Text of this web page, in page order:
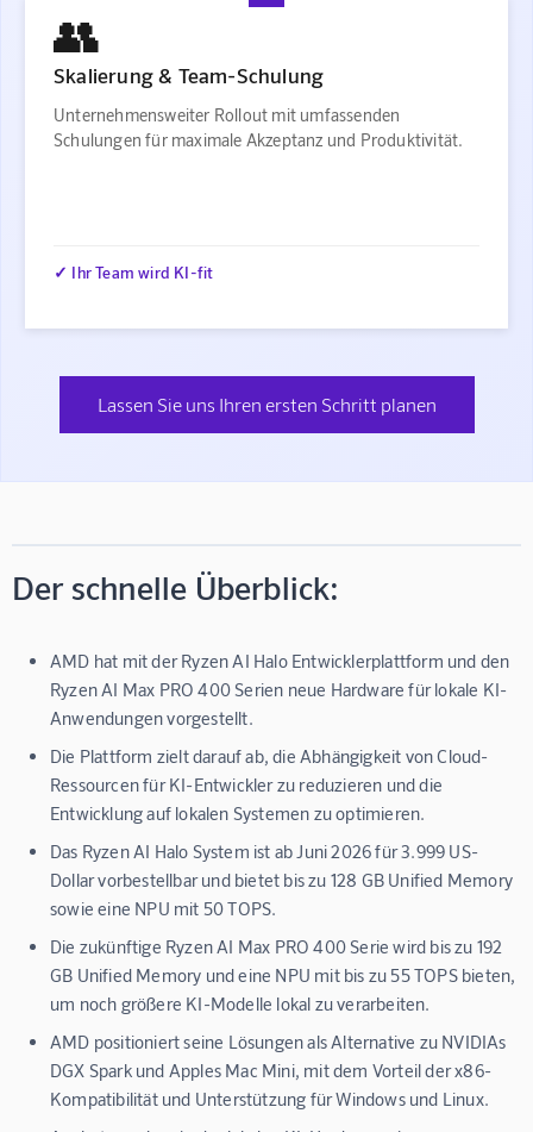
👥
Skalierung & Team-Schulung
Unternehmensweiter Rollout mit umfassenden
Schulungen für maximale Akzeptanz und Produktivität.
✓ Ihr Team wird KI-fit
Lassen Sie uns Ihren ersten Schritt planen
Der schnelle Überblick:
AMD hat mit der Ryzen AI Halo Entwicklerplattform und den
Ryzen AI Max PRO 400 Serien neue Hardware für lokale KI-
Anwendungen vorgestellt.
Die Plattform zielt darauf ab, die Abhängigkeit von Cloud-
Ressourcen für KI-Entwickler zu reduzieren und die
Entwicklung auf lokalen Systemen zu optimieren.
Das Ryzen AI Halo System ist ab Juni 2026 für 3.999 US-
Dollar vorbestellbar und bietet bis zu 128 GB Unified Memory
sowie eine NPU mit 50 TOPS.
Die zukünftige Ryzen AI Max PRO 400 Serie wird bis zu 192
GB Unified Memory und eine NPU mit bis zu 55 TOPS bieten,
um noch größere KI-Modelle lokal zu verarbeiten.
AMD positioniert seine Lösungen als Alternative zu NVIDIAs
DGX Spark und Apples Mac Mini, mit dem Vorteil der x86-
Kompatibilität und Unterstützung für Windows und Linux.